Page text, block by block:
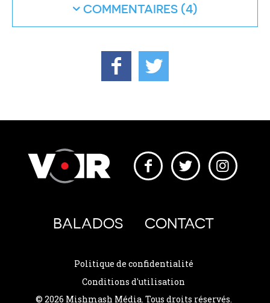
COMMENTAIRES
BALADOS CONTACT
Politique de confidentialité
Conditions d'utilisation
© 2026 Mishmash Média. Tous droits réservés.